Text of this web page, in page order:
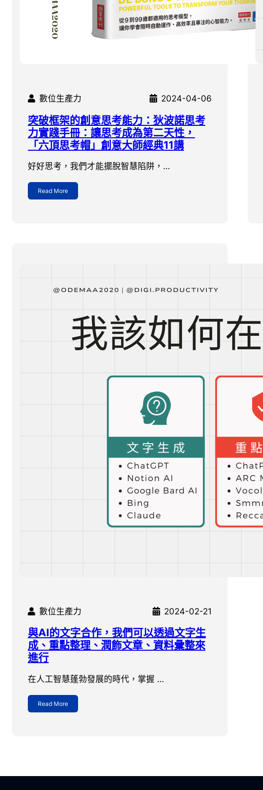
數位生產力 2024-04-06
突破框架的創意思考能力：狄波諾思考
力實踐手冊：讓思考成為第二天性，
「六頂思考帽」創意大師經典11講
好好思考，我們才能擺脫智慧陷阱，…
Read More
數位生產力 2024-02-21
與AI的文字合作，我們可以透過文字生
成、重點整理、潤飾文章、資料彙整來
進行
在人工智慧蓬勃發展的時代，掌握 …
Read More